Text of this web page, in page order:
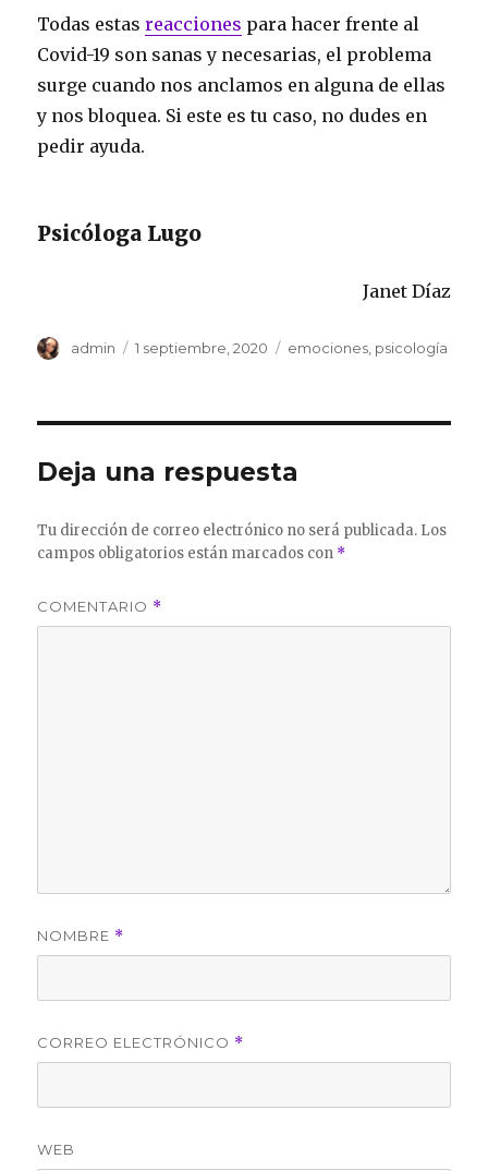
Todas estasreacciones para hacer frente al
Covid-19 son sanas y necesarias, el problema
surge cuando nos anclamos en alguna de ellas
y nos bloquea. Si este es tu caso, no dudes en
pedir ayuda.
Psicóloga Lugo
Janet Díaz
Autor
admin
Publicado
1 septiembre, 2020 Categorías
emociones psicología
Deja una respuesta
Tu dirección de correo electrónico no será publicada. Los
campos obligatorios están marcados con *
COMENTARIO *
NOMBRE *
CORREO ELECTRÓNICO *
WEB